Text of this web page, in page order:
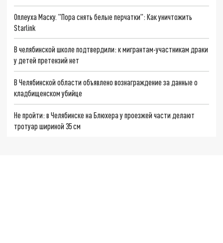
Оплеуха Маску. "Пора снять белые перчатки": Как уничтожить
Starlink
В челябинской школе подтвердили: к мигрантам-участникам драки
у детей претензий нет
В Челябинской области объявлено вознаграждение за данные о
кладбищенском убийце
Не пройти: в Челябинске на Блюхера у проезжей части делают
тротуар шириной 35 см